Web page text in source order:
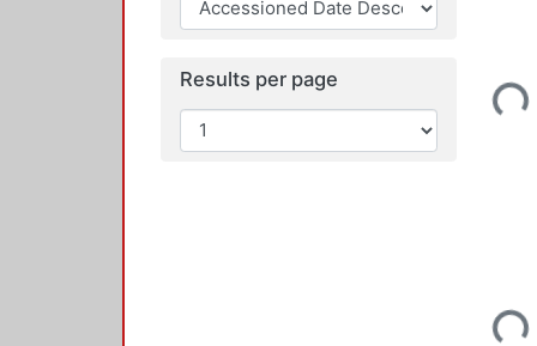
Results per page Loading...
Loading...